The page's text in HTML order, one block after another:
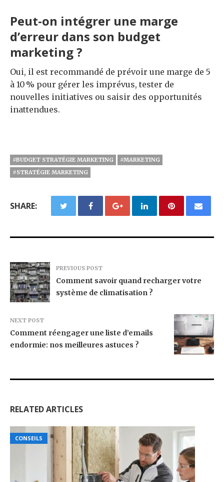
Peut-on intégrer une marge
d’erreur dans son budget
marketing ?
Oui, il est recommandé de prévoir une marge de 5
à 10 % pour gérer les imprévus, tester de
nouvelles initiatives ou saisir des opportunités
inattendues.
#BUDGET STRATÉGIE MARKETING
#MARKETING
#STRATÉGIE MARKETING
SHARE:
PREVIOUS POST
Comment savoir quand recharger votre
système de climatisation ?
NEXT POST
Comment réengager une liste d’emails
endormie: nos meilleures astuces ?
RELATED ARTICLES
CONSEILS